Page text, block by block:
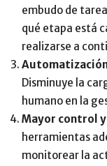
embudo de
qué etapa está
realizarse a
Disminuye la
humano en la
Mayor control
herramientas
monitorear la